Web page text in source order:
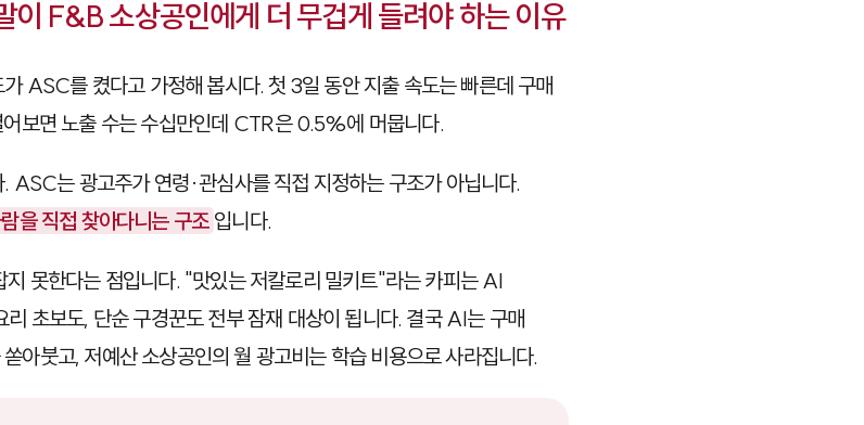
이 F&B 소상공인에게 더 무겁게 들려야 하는 이유
ASC를 켰다고 가정해 봅시다. 첫 3일 동안 지출 속도는 빠른데 구매
보면 노출 수는 수십만인데 CTR은 0.5%에 머뭅니다.
ASC는 광고주가 연령·관심사를 직접 지정하는 구조가 아닙니다.
을 직접 찾아다니는 구조 입니다.
못한다는 점입니다. "맛있는 저칼로리 밀키트"라는 카피는 AI
초보도, 단순 구경꾼도 전부 잠재 대상이 됩니다. 결국 AI는 구매
아붓고, 저예산 소상공인의 월 광고비는 학습 비용으로 사라집니다.